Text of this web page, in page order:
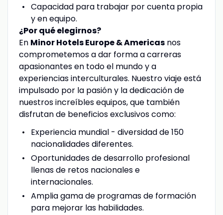
Capacidad para trabajar por cuenta propia
y en equipo.
¿Por qué elegirnos?
En Minor Hotels Europe & Americasnos
comprometemos a dar forma a carreras
apasionantes en todo el mundo y a
experiencias interculturales. Nuestro viaje está
impulsado por la pasión y la dedicación de
nuestros increíbles equipos, que también
disfrutan de beneficios exclusivos como:
Experiencia mundial - diversidad de 150
nacionalidades diferentes.
Oportunidades de desarrollo profesional
llenas de retos nacionales e
internacionales.
Amplia gama de programas de formación
para mejorar las habilidades.